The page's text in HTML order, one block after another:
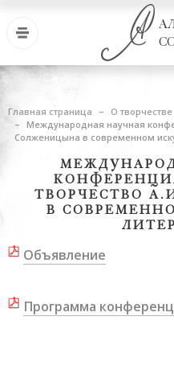
Главная страница О творчестве
Международная научная
Солженицына в современном
ТВОРЧЕСТВО
В
Объявление
Программа